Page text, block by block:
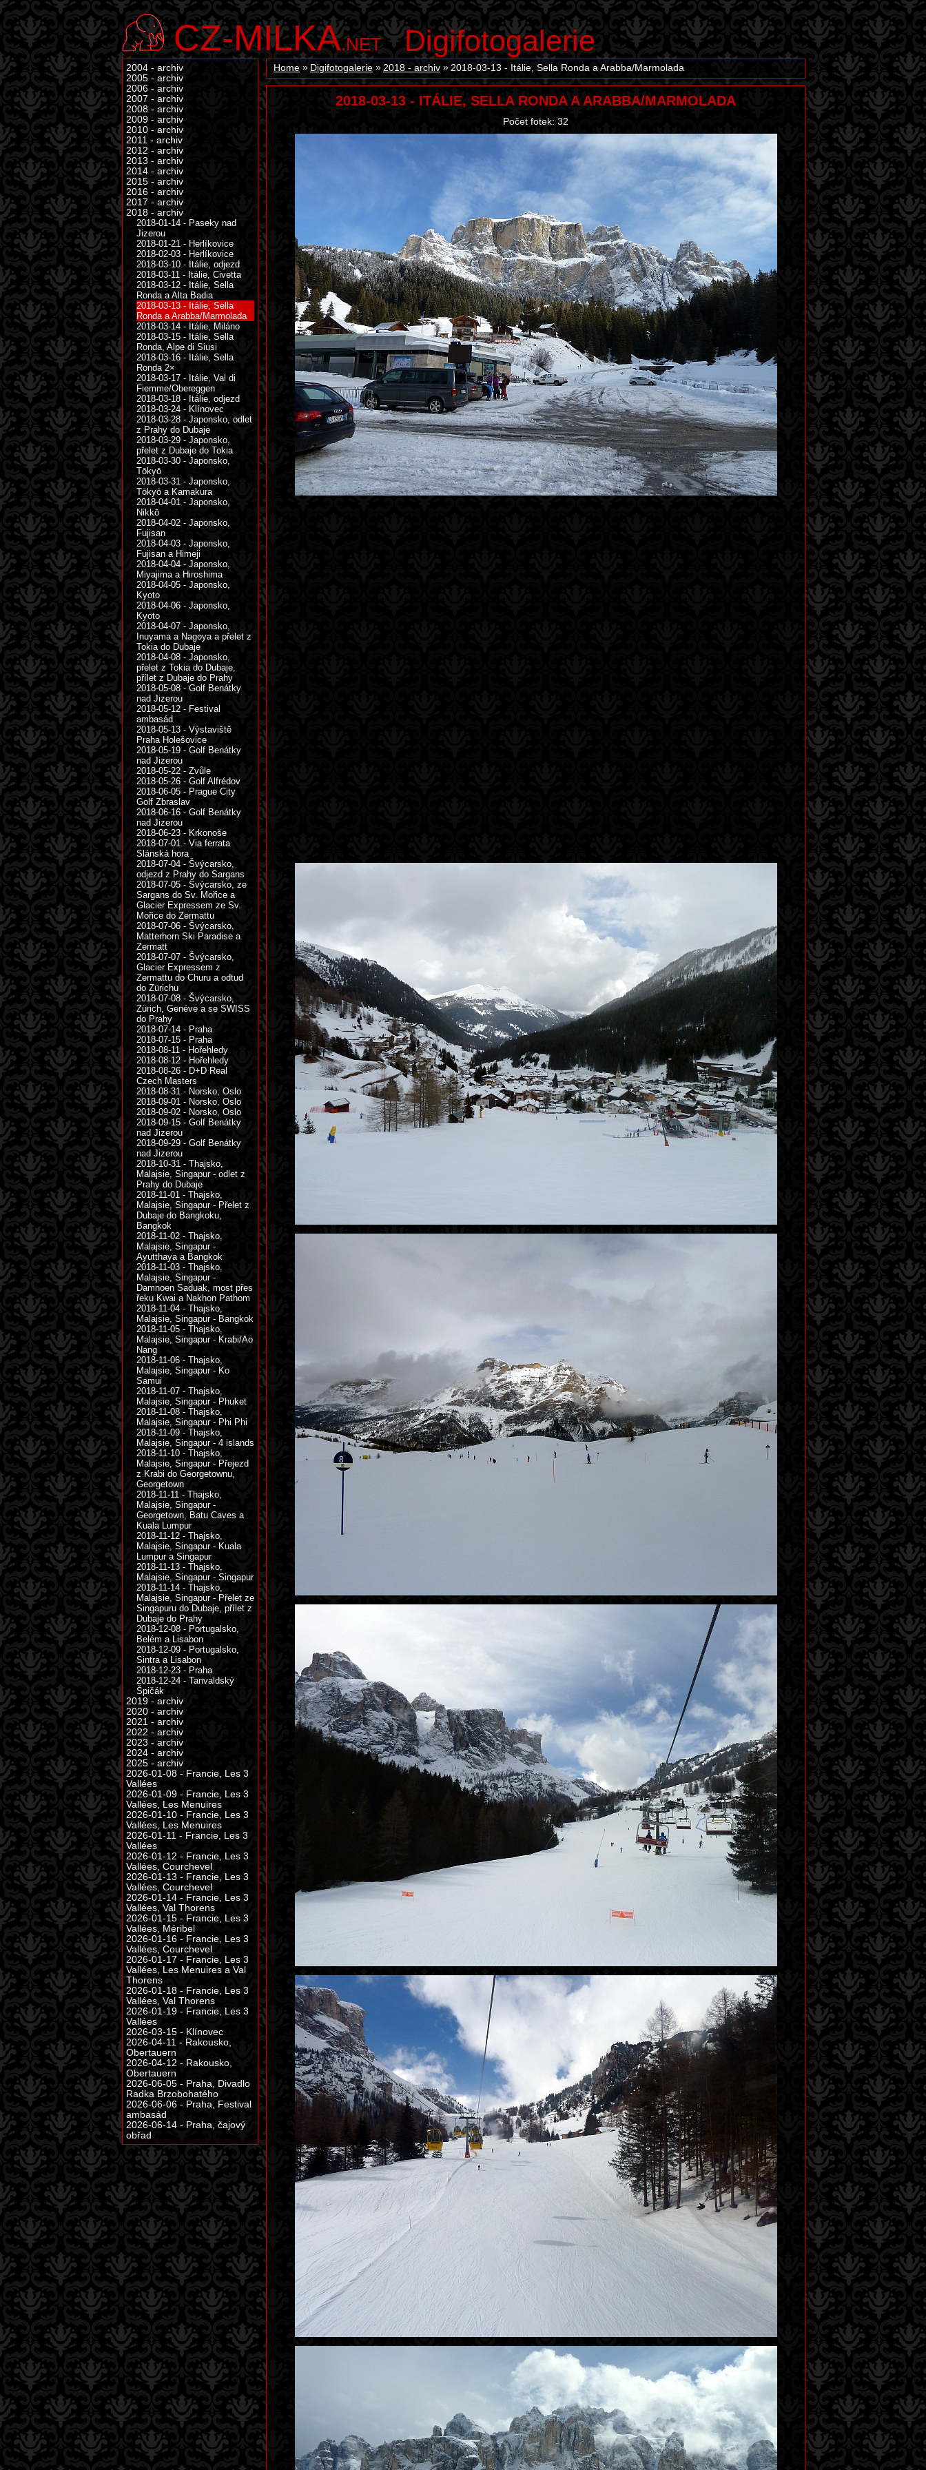
CZ-MILKA.NET Digifotogalerie
Home Digifotogalerie 2018 - archiv 2018-03-13 - Itálie, Sella Ronda a Arabba/Marmolada
2018-03-13 - ITÁLIE, SELLA RONDA A ARABBA/MARMOLADA
Počet fotek: 32
2004 - archiv
2005 - archiv
2006 - archiv
2007 - archiv
2008 - archiv
2009 - archiv
2010 - archiv
2011 - archiv
2012 - archiv
2013 - archiv
2014 - archiv
2015 - archiv
2016 - archiv
2017 - archiv
2018 - archiv
2018-01-14 - Paseky nad
Jizerou
2018-01-21 - Herlíkovice
2018-02-03 - Herlíkovice
2018-03-10 - Itálie, odjezd
2018-03-11 - Itálie, Civetta
2018-03-12 - Itálie, Sella
Ronda a Alta Badia
2018-03-13 - Itálie, Sella
Ronda a Arabba/Marmolada
2018-03-14 - Itálie, Miláno
2018-03-15 - Itálie, Sella
Ronda, Alpe di Siusi
2018-03-16 - Itálie, Sella
Ronda 2×
2018-03-17 - Itálie, Val di
Fiemme/Obereggen
2018-03-18 - Itálie, odjezd
2018-03-24 - Klínovec
2018-03-28 - Japonsko, odlet
z Prahy do Dubaje
2018-03-29 - Japonsko,
přelet z Dubaje do Tokia
2018-03-30 - Japonsko,
Tōkyō
2018-03-31 - Japonsko,
Tōkyō a Kamakura
2018-04-01 - Japonsko,
Nikkō
2018-04-02 - Japonsko,
Fujisan
2018-04-03 - Japonsko,
Fujisan a Himeji
2018-04-04 - Japonsko,
Miyajima a Hiroshima
2018-04-05 - Japonsko,
Kyoto
2018-04-06 - Japonsko,
Kyoto
2018-04-07 - Japonsko,
Inuyama a Nagoya a přelet z
Tokia do Dubaje
2018-04-08 - Japonsko,
přelet z Tokia do Dubaje,
přílet z Dubaje do Prahy
2018-05-08 - Golf Benátky
nad Jizerou
2018-05-12 - Festival
ambasád
2018-05-13 - Výstaviště
Praha Holešovice
2018-05-19 - Golf Benátky
nad Jizerou
2018-05-22 - Zvůle
2018-05-26 - Golf Alfrédov
2018-06-05 - Prague City
Golf Zbraslav
2018-06-16 - Golf Benátky
nad Jizerou
2018-06-23 - Krkonoše
2018-07-01 - Via ferrata
Slánská hora
2018-07-04 - Švýcarsko,
odjezd z Prahy do Sargans
2018-07-05 - Švýcarsko, ze
Sargans do Sv. Mořice a
Glacier Expressem ze Sv.
Mořice do Zermattu
2018-07-06 - Švýcarsko,
Matterhorn Ski Paradise a
Zermatt
2018-07-07 - Švýcarsko,
Glacier Expressem z
Zermattu do Churu a odtud
do Zürichu
2018-07-08 - Švýcarsko,
Zürich, Genéve a se SWISS
do Prahy
2018-07-14 - Praha
2018-07-15 - Praha
2018-08-11 - Hořehledy
2018-08-12 - Hořehledy
2018-08-26 - D+D Real
Czech Masters
2018-08-31 - Norsko, Oslo
2018-09-01 - Norsko, Oslo
2018-09-02 - Norsko, Oslo
2018-09-15 - Golf Benátky
nad Jizerou
2018-09-29 - Golf Benátky
nad Jizerou
2018-10-31 - Thajsko,
Malajsie, Singapur - odlet z
Prahy do Dubaje
2018-11-01 - Thajsko,
Malajsie, Singapur - Přelet z
Dubaje do Bangkoku,
Bangkok
2018-11-02 - Thajsko,
Malajsie, Singapur -
Ayutthaya a Bangkok
2018-11-03 - Thajsko,
Malajsie, Singapur -
Damnoen Saduak, most přes
řeku Kwai a Nakhon Pathom
2018-11-04 - Thajsko,
Malajsie, Singapur - Bangkok
2018-11-05 - Thajsko,
Malajsie, Singapur - Krabi/Ao
Nang
2018-11-06 - Thajsko,
Malajsie, Singapur - Ko
Samui
2018-11-07 - Thajsko,
Malajsie, Singapur - Phuket
2018-11-08 - Thajsko,
Malajsie, Singapur - Phi Phi
2018-11-09 - Thajsko,
Malajsie, Singapur - 4 islands
2018-11-10 - Thajsko,
Malajsie, Singapur - Přejezd
z Krabi do Georgetownu,
Georgetown
2018-11-11 - Thajsko,
Malajsie, Singapur -
Georgetown, Batu Caves a
Kuala Lumpur
2018-11-12 - Thajsko,
Malajsie, Singapur - Kuala
Lumpur a Singapur
2018-11-13 - Thajsko,
Malajsie, Singapur - Singapur
2018-11-14 - Thajsko,
Malajsie, Singapur - Přelet ze
Singapuru do Dubaje, přílet z
Dubaje do Prahy
2018-12-08 - Portugalsko,
Belém a Lisabon
2018-12-09 - Portugalsko,
Sintra a Lisabon
2018-12-23 - Praha
2018-12-24 - Tanvaldský
Špičák
2019 - archiv
2020 - archiv
2021 - archiv
2022 - archiv
2023 - archiv
2024 - archiv
2025 - archiv
2026-01-08 - Francie, Les 3
Vallées
2026-01-09 - Francie, Les 3
Vallées, Les Menuires
2026-01-10 - Francie, Les 3
Vallées, Les Menuires
2026-01-11 - Francie, Les 3
Vallées
2026-01-12 - Francie, Les 3
Vallées, Courchevel
2026-01-13 - Francie, Les 3
Vallées, Courchevel
2026-01-14 - Francie, Les 3
Vallées, Val Thorens
2026-01-15 - Francie, Les 3
Vallées, Méribel
2026-01-16 - Francie, Les 3
Vallées, Courchevel
2026-01-17 - Francie, Les 3
Vallées, Les Menuires a Val
Thorens
2026-01-18 - Francie, Les 3
Vallées, Val Thorens
2026-01-19 - Francie, Les 3
Vallées
2026-03-15 - Klínovec
2026-04-11 - Rakousko,
Obertauern
2026-04-12 - Rakousko,
Obertauern
2026-06-05 - Praha, Divadlo
Radka Brzobohatého
2026-06-06 - Praha, Festival
ambasád
2026-06-14 - Praha, čajový
obřad